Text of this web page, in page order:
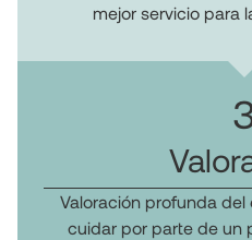
mejor servicio para
Valoración profunda
cuidar por parte de un